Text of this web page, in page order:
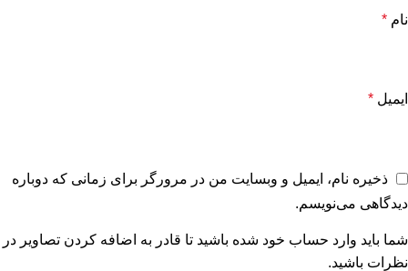
نام *
ایمیل *
ذخیره نام، ایمیل و وبسایت من در مرورگر برای زمانی که دوباره
دیدگاهی می‌نویسم.
شما باید وارد حساب خود شده باشید تا قادر به اضافه کردن تصاویر در
نظرات باشید.